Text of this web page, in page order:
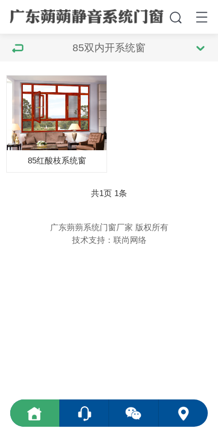
85双内开系统窗
85红酸枝系统窗
共1页 1条
广东蒴蒴系统门窗厂家 版权所有
技术支持：联尚网络